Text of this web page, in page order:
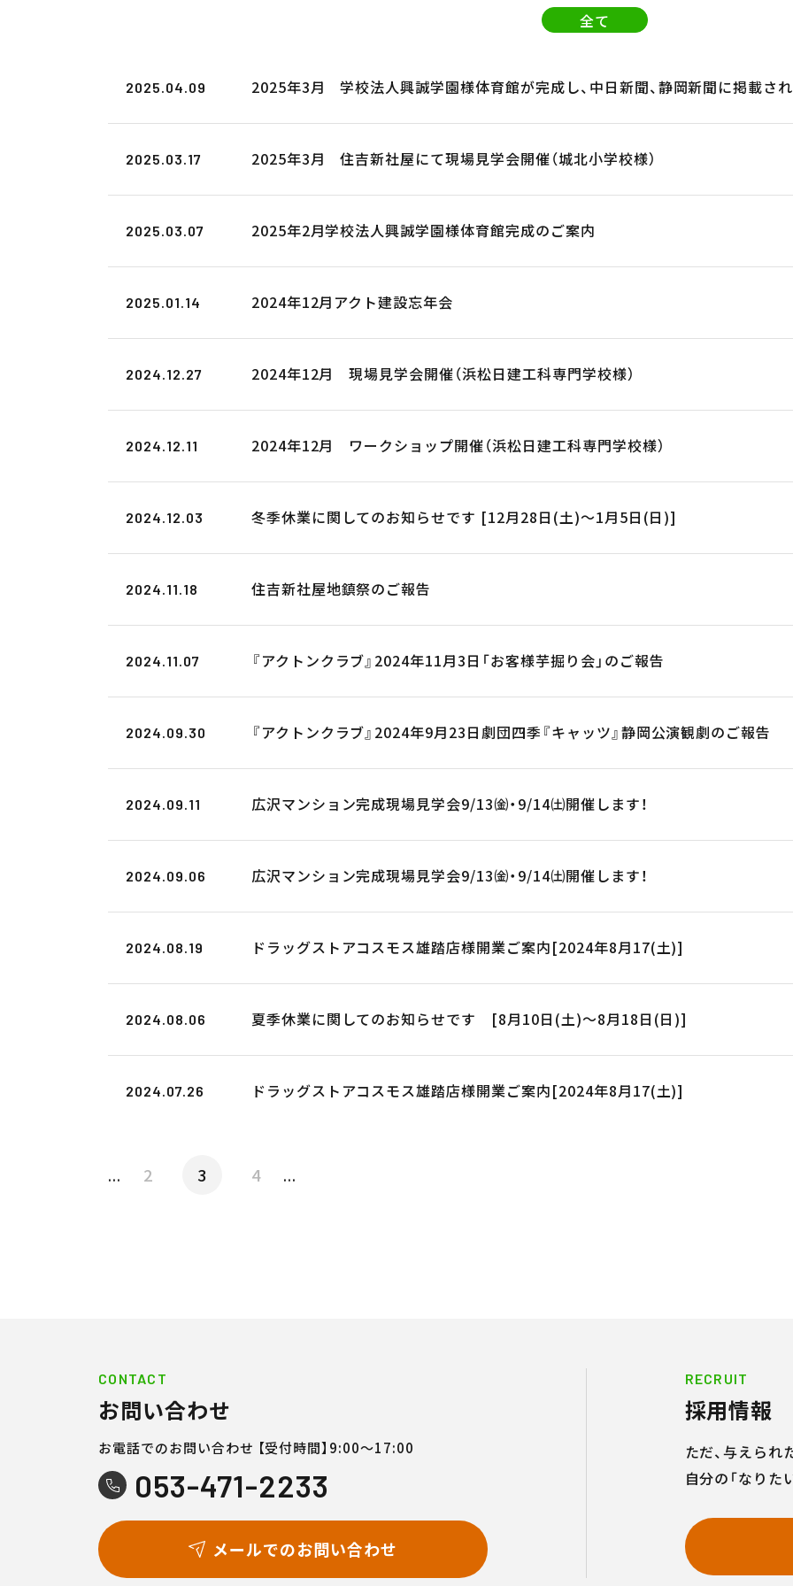
全て
2025.04.09 2025年3月 学校法人興誠学園様体育館が完成し、中日新聞、静岡新聞に掲載され
2025.03.17 2025年3月 住吉新社屋にて現場見学会開催（城北小学校様）
2025.03.07 2025年2月学校法人興誠学園様体育館完成のご案内
2025.01.14 2024年12月アクト建設忘年会
2024.12.27 2024年12月 現場見学会開催（浜松日建工科専門学校様）
2024.12.11 2024年12月 ワークショップ開催（浜松日建工科専門学校様）
2024.12.03 冬季休業に関してのお知らせです [12月28日(土)～1月5日(日)]
2024.11.18 住吉新社屋地鎮祭のご報告
2024.11.07 『アクトンクラブ』2024年11月3日「お客様芋掘り会」のご報告
2024.09.30 『アクトンクラブ』2024年9月23日劇団四季『キャッツ』静岡公演観劇のご報告
2024.09.11 広沢マンション完成現場見学会9/13㈮・9/14㈯開催します！
2024.09.06 広沢マンション完成現場見学会9/13㈮・9/14㈯開催します！
2024.08.19 ドラッグストアコスモス雄踏店様開業ご案内[2024年8月17(土)]
2024.08.06 夏季休業に関してのお知らせです [8月10日(土)～8月18日(日)]
2024.07.26 ドラッグストアコスモス雄踏店様開業ご案内[2024年8月17(土)]
... 2 3 4 ...
CONTACT
お問い合わせ
お電話でのお問い合わせ 【受付時間】9:00〜17:00
053-471-2233
メールでのお問い合わせ
RECRUIT
採用情報
ただ、与えられ
自分の「なりた